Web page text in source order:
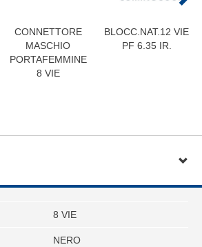
CONNETTORE
MASCHIO
PORTAFEMMINE
8 VIE
BLOCC.NAT.12 VIE
PF 6.35 IR.
8 VIE
NERO